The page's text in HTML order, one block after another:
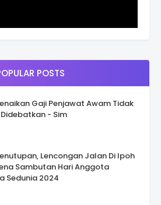
POSTS
Gaji Penjawat Awam Tidak
- Sim
Lencongan Jalan Di Ipoh
Sambutan Hari Anggota
Sedunia 2024